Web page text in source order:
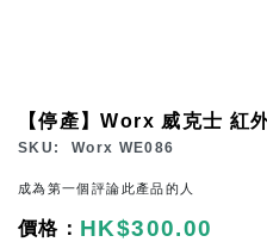
【停產】Worx 威克士 紅
SKU Worx WE086
成為第一個評論此產品的人
HK$300.00
to
beginning
of